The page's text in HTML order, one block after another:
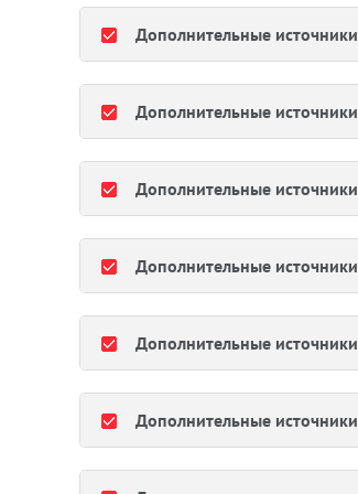
Дополнительные источники
Дополнительные источники
Дополнительные источники
Дополнительные источники
Дополнительные источники
Дополнительные источники